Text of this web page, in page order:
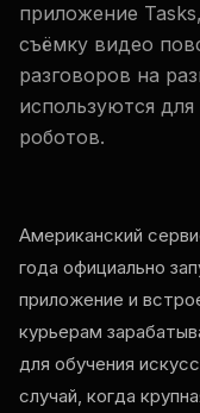
приложение
съёмку видео
разговоров на
используются
роботов.
Американский
года официально
приложение и
курьерам
для обучения
случай, когда